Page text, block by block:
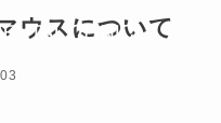
ウスについて